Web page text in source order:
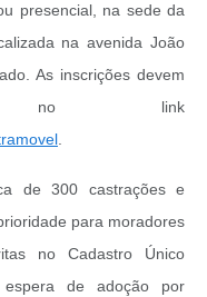
presencial, na sede da
na avenida João
As inscrições devem
no link
de 300 castrações e
para moradores
no Cadastro Único
espera de adoção por